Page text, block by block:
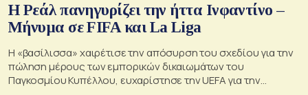
Η Ρεάλ πανηγυρίζει την ήττα Ινφαντίνο –
Μήνυμα σε FIFA και La Liga
Η «βασίλισσα» χαιρέτισε την απόσυρση του σχεδίου για την
πώληση μέρους των εμπορικών δικαιωμάτων του
Παγκοσμίου Κυπέλλου, ευχαρίστησε την UEFA για την